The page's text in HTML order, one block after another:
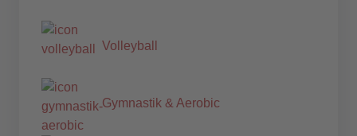
Volleyball
Gymnastik & Aerobic